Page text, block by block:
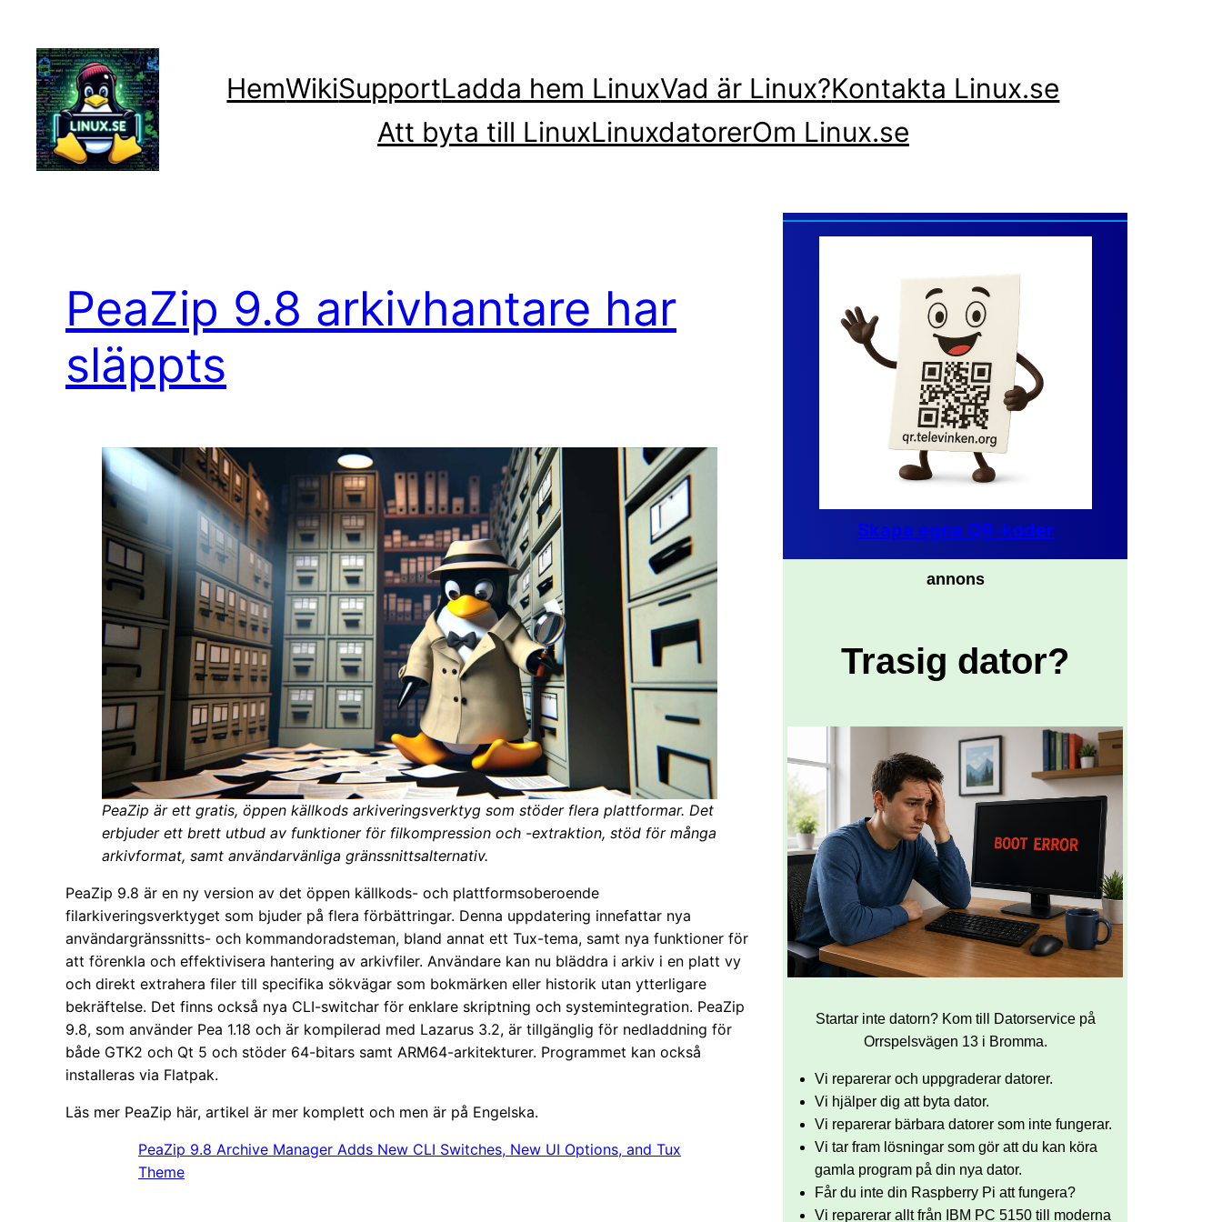
innehåll
HemWikiSupportLadda hem LinuxVad är Linux?Kontakta Linux.se
Att byta till LinuxLinuxdatorerOm Linux.se
PeaZip 9.8 arkivhantare har
släppts
PeaZip är ett gratis, öppen källkods arkiveringsverktyg som stöder flera plattformar. Det
erbjuder ett brett utbud av funktioner för filkompression och -extraktion, stöd för många
arkivformat, samt användarvänliga gränssnittsalternativ.
PeaZip 9.8 är en ny version av det öppen källkods- och plattformsoberoende
filarkiveringsverktyget som bjuder på flera förbättringar. Denna uppdatering innefattar nya
användargränssnitts- och kommandoradsteman, bland annat ett Tux-tema, samt nya funktioner för
att förenkla och effektivisera hantering av arkivfiler. Användare kan nu bläddra i arkiv i en platt vy
och direkt extrahera filer till specifika sökvägar som bokmärken eller historik utan ytterligare
bekräftelse. Det finns också nya CLI-switchar för enklare skriptning och systemintegration. PeaZip
9.8, som använder Pea 1.18 och är kompilerad med Lazarus 3.2, är tillgänglig för nedladdning för
både GTK2 och Qt 5 och stöder 64-bitars samt ARM64-arkitekturer. Programmet kan också
installeras via Flatpak.
Läs mer PeaZip här, artikel är mer komplett och men är på Engelska.
PeaZip 9.8 Archive Manager Adds New CLI Switches, New UI Options, and Tux
Theme
Skapa egna QR-koder
annons
Trasig dator?
Startar inte datorn? Kom till Datorservice på
Orrspelsvägen 13 i Bromma.
Vi reparerar och uppgraderar datorer.
Vi hjälper dig att byta dator.
Vi reparerar bärbara datorer som inte fungerar.
Vi tar fram lösningar som gör att du kan köra
gamla program på din nya dator.
Får du inte din Raspberry Pi att fungera?
Vi reparerar allt från IBM PC 5150 till moderna